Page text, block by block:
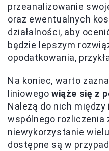
przeanalizowanie
oraz ewentualnych
działalności, aby
będzie lepszym
opodatkowania,
Na koniec, warto
liniowego wiąże się z
Należą do nich
wspólnego rozliczenia
niewykorzystanie
dostępne są w